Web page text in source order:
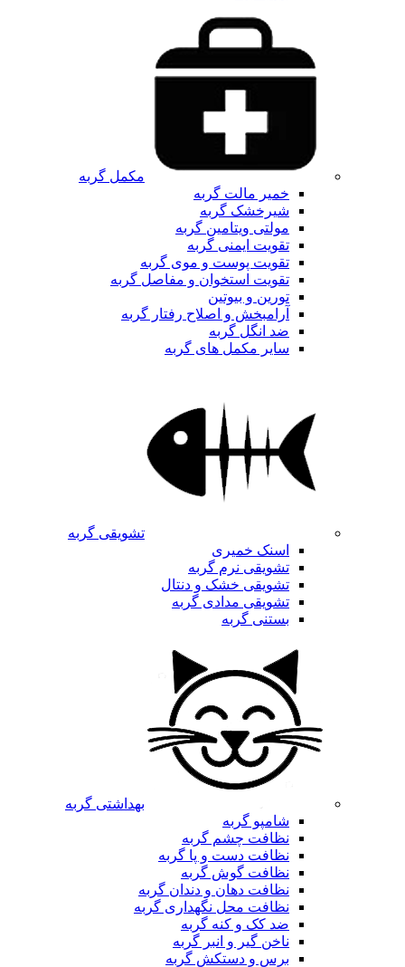
مکمل گربه
خمیر مالت گربه
شیرخشک گربه
مولتی ویتامین گربه
تقویت ایمنی گربه
تقویت پوست و موی گربه
تقویت استخوان و مفاصل گربه
تورین و بیوتین
آرامبخش و اصلاح رفتار گربه
ضد انگل گربه
سایر مکمل های گربه
تشویقی گربه
اسنک خمیری
تشویقی نرم گربه
تشویقی خشک و دنتال
تشویقی مدادی گربه
بستنی گربه
بهداشتی گربه
شامپو گربه
نظافت چشم گربه
نظافت دست و پا گربه
نظافت گوش گربه
نظافت دهان و دندان گربه
نظافت محل نگهداری گربه
ضد کک و کنه گربه
ناخن گیر و انبر گربه
برس و دستکش گربه